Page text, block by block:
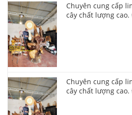
Chuyên cung cấp
cây chất lượng cao.
Chuyên cung cấp
cây chất lượng cao.